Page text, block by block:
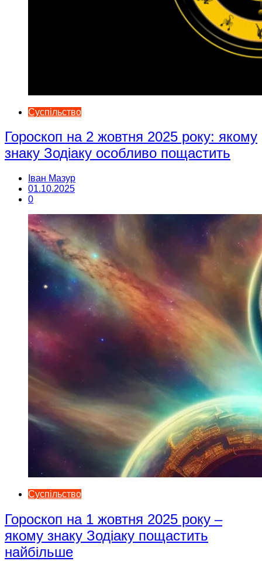
Суспільство
Гороскоп на 2 жовтня 2025 року: якому
знаку Зодіаку особливо пощастить
Іван Мазур
01.10.2025
0
Суспільство
Гороскоп на 1 жовтня 2025 року –
якому знаку Зодіаку пощастить
найбільше